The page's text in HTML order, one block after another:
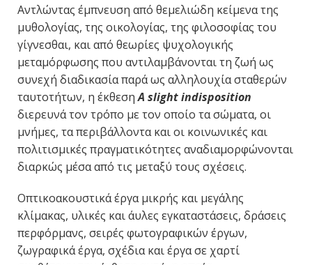
Αντλώντας έμπνευση από θεμελιώδη κείμενα της
μυθολογίας, της οικολογίας, της φιλοσοφίας του
γίγνεσθαι, και από θεωρίες ψυχολογικής
μεταμόρφωσης που αντιλαμβάνονται τη ζωή ως
συνεχή διαδικασία παρά ως αλληλουχία σταθερών
ταυτοτήτων, η έκθεσηA slight indisposition
διερευνά τον τρόπο με τον οποίο τα σώματα, οι
μνήμες, τα περιβάλλοντα και οι κοινωνικές και
πολιτισμικές πραγματικότητες αναδιαμορφώνονται
διαρκώς μέσα από τις μεταξύ τους σχέσεις.
Οπτικοακουστικά έργα μικρής και μεγάλης
κλίμακας, υλικές και άυλες εγκαταστάσεις, δράσεις
περφόρμανς, σειρές φωτογραφικών έργων,
ζωγραφικά έργα, σχέδια και έργα σε χαρτί